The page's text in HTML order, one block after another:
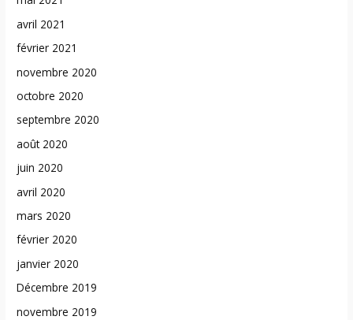
avril 2021
février 2021
novembre 2020
octobre 2020
septembre 2020
août 2020
juin 2020
avril 2020
mars 2020
février 2020
janvier 2020
Décembre 2019
novembre 2019